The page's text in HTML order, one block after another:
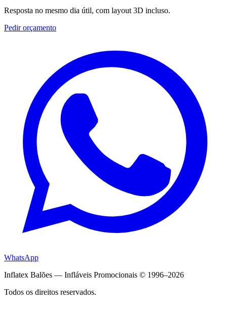
Resposta no mesmo dia útil, com layout 3D incluso.
Pedir orçamento
WhatsApp
Inflatex Balões — Infláveis Promocionais © 1996–2026
Todos os direitos reservados.